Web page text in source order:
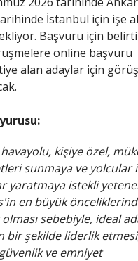
İstanbul için işe
Başvuru için
online başvuru
alan adaylar için
kişiye özel,
sunmaya ve yolcular
yaratmaya istekli
en büyük
sebebiyle, ideal
bir şekilde liderlik
ve emniyet